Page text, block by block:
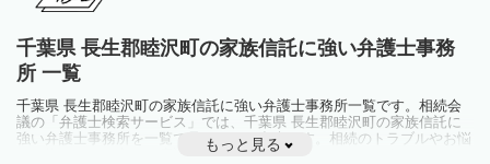
千葉県 長生郡睦沢町の家族信託に強い弁護士事務
所 一覧
千葉県 長生郡睦沢町の家族信託に強い弁護士事務所一覧です。相続会
議の「弁護士検索サービス」では、千葉県 長生郡睦沢町の家族信託に
強い弁護士事務所を一覧で見ることが出来ます。相続のトラブルやお悩
みを抱えている方は一度近隣の弁護士に相談してみましょう。
もっと見る